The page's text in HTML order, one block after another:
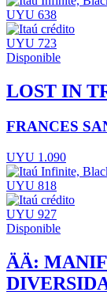
UYU 638
UYU 723
Disponible
LOST IN
FRANCES
UYU 1.090
UYU 818
UYU 927
Disponible
ÄÄ: